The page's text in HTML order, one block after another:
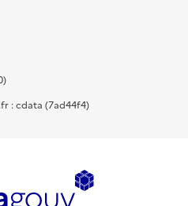
: cdata (7ad44f4)